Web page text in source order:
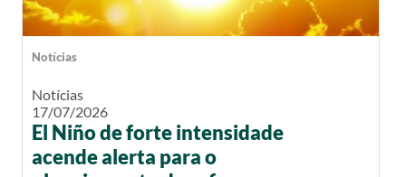
Notícias
Notícias
17/07/2026
El Niño de forte intensidade
acende alerta para o